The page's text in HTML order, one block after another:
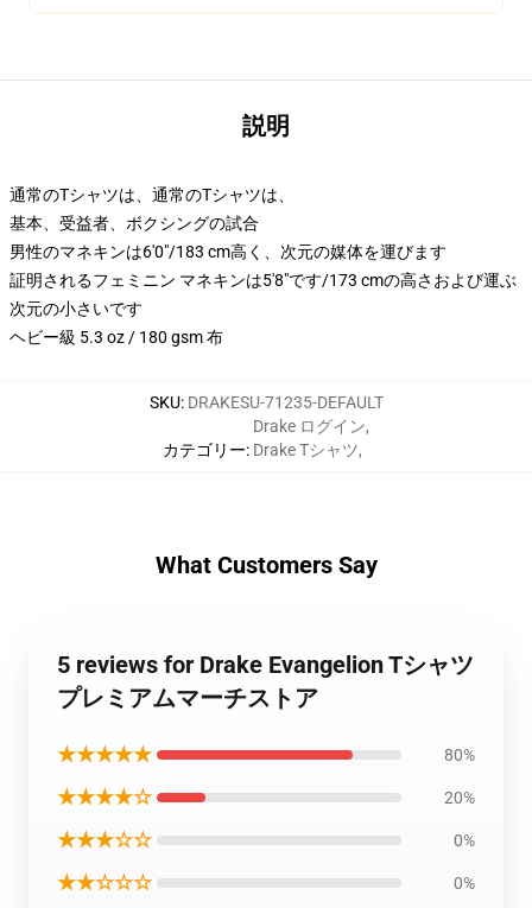
説明
通常のTシャツは、通常のTシャツは、
基本、受益者、ボクシングの試合
男性のマネキンは6'0"/183 cm高く、次元の媒体を運びます
証明されるフェミニン マネキンは5'8"です/173 cmの高さおよび運ぶ
次元の小さいです
ヘビー級 5.3 oz / 180 gsm 布
SKU: DRAKESU-71235-DEFAULT
カテゴリー:
Drake ログイン,
Drake Tシャツ,
What Customers Say
5 reviews for Drake Evangelion Tシャツ
プレミアムマーチストア
★★★★★ 80%
★★★★☆ 20%
★★★☆☆ 0%
★★☆☆☆ 0%